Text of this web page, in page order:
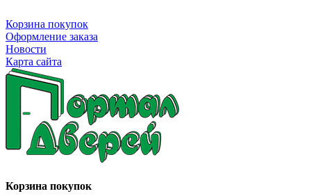
Корзина покупок
Оформление заказа
Новости
Карта сайта
Корзина покупок